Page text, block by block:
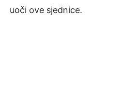
uoči ove sjednice.